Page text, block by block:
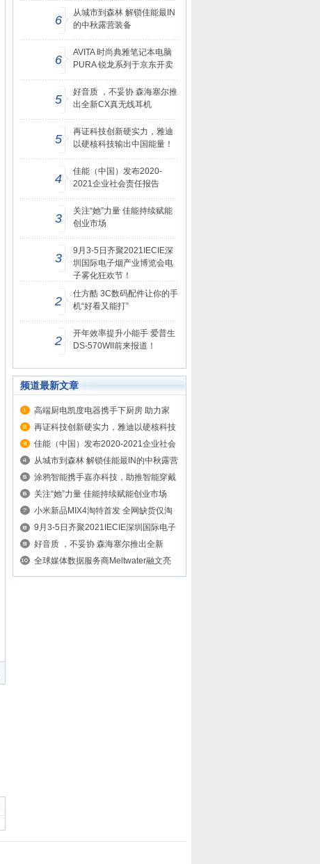
6
从城市到森林 解锁佳能最IN
的中秋露营装备
6
AVITA 时尚典雅笔记本电脑
PURA 锐龙系列于京东开卖
5
好音质 ，不妥协 森海塞尔推
出全新CX真无线耳机
5
再证科技创新硬实力，雅迪
以硬核科技输出中国能量！
4
佳能（中国）发布2020-
2021企业社会责任报告
3
关注“她”力量 佳能持续赋能
创业市场
3
9月3-5日齐聚2021IECIE深
圳国际电子烟产业博览会电
子雾化狂欢节！
2
仕方酷 3C数码配件让你的手
机“好看又能打”
2
开年效率提升小能手 爱普生
DS-570WII前来报道！
频道最新文章
高端厨电凯度电器携手下厨房 助力家
乡...
再证科技创新硬实力，雅迪以硬核科技
输...
佳能（中国）发布2020-2021企业社会
责任报告
从城市到森林 解锁佳能最IN的中秋露营
装备
涂鸦智能携手嘉亦科技，助推智能穿戴
产...
关注“她”力量 佳能持续赋能创业市场
小米新品MIX4淘特首发 全网缺货仅淘
特在售
9月3-5日齐聚2021IECIE深圳国际电子
烟...
好音质 ，不妥协 森海塞尔推出全新
CX...
全球媒体数据服务商Meltwater融文亮
相2...